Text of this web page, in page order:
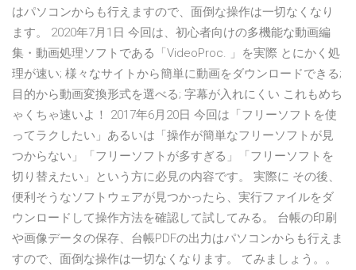
はパソコンからも行えますので、面倒な操作は一切なくなり
ます。 2020年7月1日 今回は、初心者向けの多機能な動画編
集・動画処理ソフトである「VideoProc. 」を実際 とにかく処
理が速い; 様々なサイトから簡単に動画をダウンロードできる;
目的から動画変換形式を選べる; 字幕が入れにくい これもめち
ゃくちゃ速いよ！ 2017年6月20日 今回は「フリーソフトを使
ってラクしたい」あるいは「操作が簡単なフリーソフトが見
つからない」「フリーソフトが多すぎる」「フリーソフトを
切り替えたい」という方に必見の内容です。 実際に その後、
便利そうなソフトウェアが見つかったら、実行ファイルをダ
ウンロードして操作方法を確認して試してみる。 台帳の印刷
や画像データの保存、台帳PDFの出力はパソコンからも行えま
すので、面倒な操作は一切なくなります。 てみましょう。。